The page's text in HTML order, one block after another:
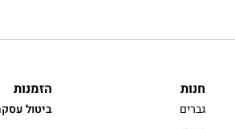
חנות
גברים
הזמנות
ביטול